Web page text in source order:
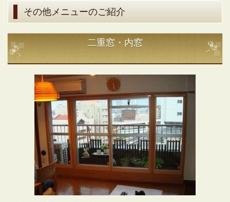
その他メニューのご紹介
二重窓・内窓